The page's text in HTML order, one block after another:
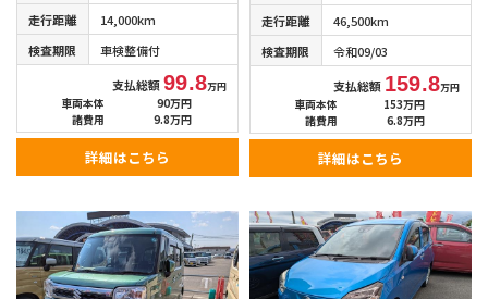
走行距離
14,000km
検査期限
車検整備付
支払総額99.8万円
車両本体
90万円
諸費用
9.8万円
詳細はこちら
走行距離
46,500km
検査期限
令和09/03
支払総額 159.8万円
車両本体
153万円
諸費用
6.8万円
詳細はこちら